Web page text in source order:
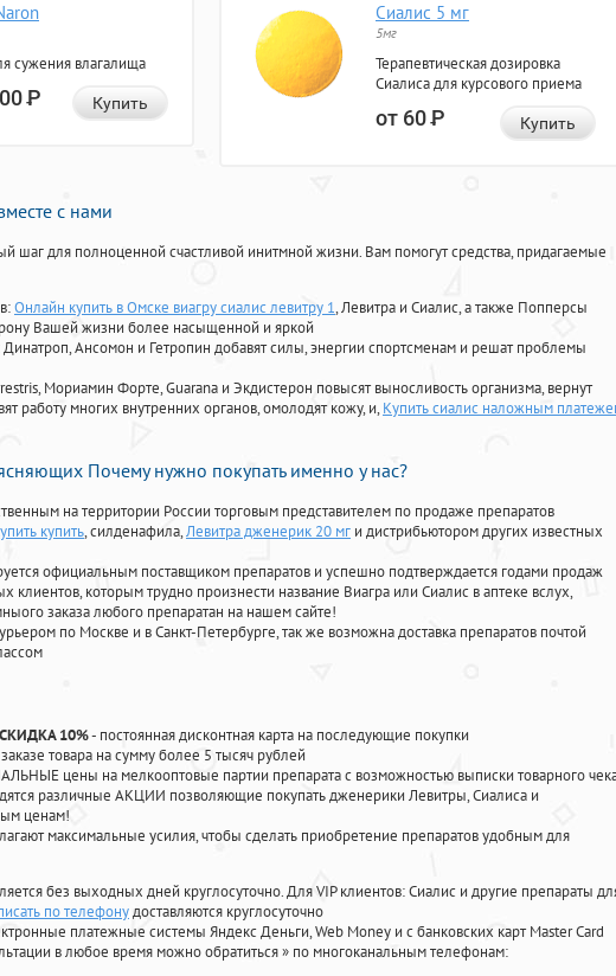
сужения влагалища
Р Купить
Сиалис 5 мг
5мг
Терапевтическая дозировка
Сиалиса для курсового приема
от 60Р Купить
с нами
шаг для полноценной счастливой инитмной жизни. Вам помогут средства, придагаемые
Онлайн купить в Омске виагру сиалис левитру 1, Левитра и Сиалис, а также Попперсы
Вашей жизни более насыщенной и яркой
Динатроп, Ансомон и Гетропин добавят силы, энергии спортсменам и решат проблемы
Мориамин Форте, Guarana и Экдистерон повысят выносливость организма, вернут
работу многих внутренних органов, омолодят кожу, и, Купить сиалис наложным
Почему нужно покупать именно у нас?
на территории России торговым представителем по продаже препаратов
купить, силденафила,Левитра дженерик 20 мг и дистрибьютором других известных
официальным поставщиком препаратов и успешно подтверждается годами продаж
клиентов, которым трудно произнести название Виагра или Сиалис в аптеке вслух,
заказа любого препаратан на нашем сайте!
по Москве и в Санкт-Петербурге, так же возможна доставка препаратов почтой
СКИДКА 10%- постоянная дисконтная карта на последующие покупки
товара на сумму более 5 тысяч рублей
цены на мелкооптовые партии препарата с возможностью выписки товарного
различные АКЦИИ позволяющие покупать дженерики Левитры, Сиалиса и
ценам!
максимальные усилия, чтобы сделать приобретение препаратов удобным для
без выходных дней круглосуточно. Для VIP клиентов: Сиалис и другие препараты
по телефонудоставляются круглосуточно
платежные системы Яндекс Деньги, Web Money и с банковских карт Master Card
в любое время можно обратиться» по многоканальным телефонам: